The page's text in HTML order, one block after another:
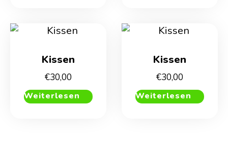
Kissen
€30,00
Weiterlesen
Kissen
€30,00
Weiterlesen